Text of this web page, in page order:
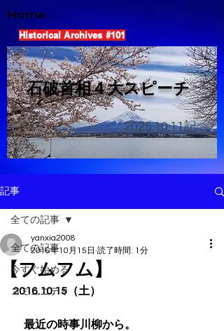
Home
Historical Archives #101
​石破首相４大スピーチ
2025.10.11記
記事
全ての記事
今すぐ始める
コミュニティ
全ての記事
【フムフム】
yanxia2008
2016年10月15日 読了時間: 1分
2016.10.15（土）
最近の時事川柳から。